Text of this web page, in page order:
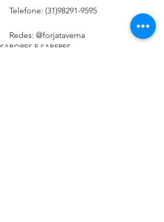
Telefone: (31)98291-9595
Redes: @forjataverna
SABORES E SABERES